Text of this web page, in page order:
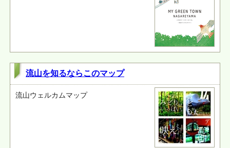
流山を知るならこのマップ
流山ウェルカムマップ